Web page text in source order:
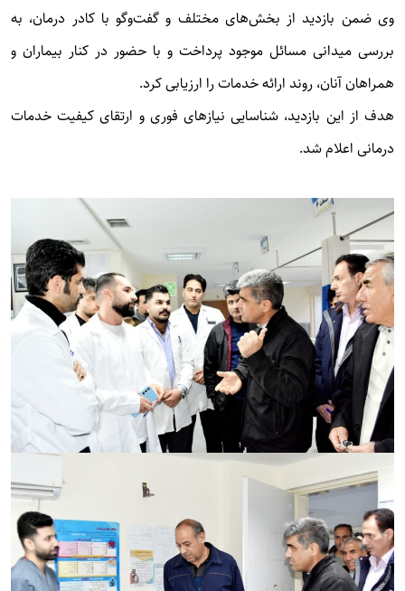
وی ضمن بازدید از بخش‌های مختلف و گفت‌وگو با کادر درمان، به
بررسی میدانی مسائل موجود پرداخت و با حضور در کنار بیماران و
همراهان آنان، روند ارائه خدمات را ارزیابی کرد.
هدف از این بازدید، شناسایی نیازهای فوری و ارتقای کیفیت خدمات
درمانی اعلام شد.